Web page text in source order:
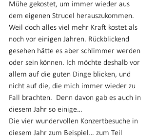
Mühe gekostet, um immer wieder aus
dem eigenen Strudel herauszukommen.
Weil doch alles viel mehr Kraft kostet als
noch vor einigen Jahren. Rückblickend
gesehen hätte es aber schlimmer werden
oder sein können. Ich möchte deshalb vor
allem auf die guten Dinge blicken, und
nicht auf die, die mich immer wieder zu
Fall brachten.  Denn davon gab es auch in
diesem Jahr so einige…
Die vier wundervollen Konzertbesuche in
diesem Jahr zum Beispiel… zum Teil